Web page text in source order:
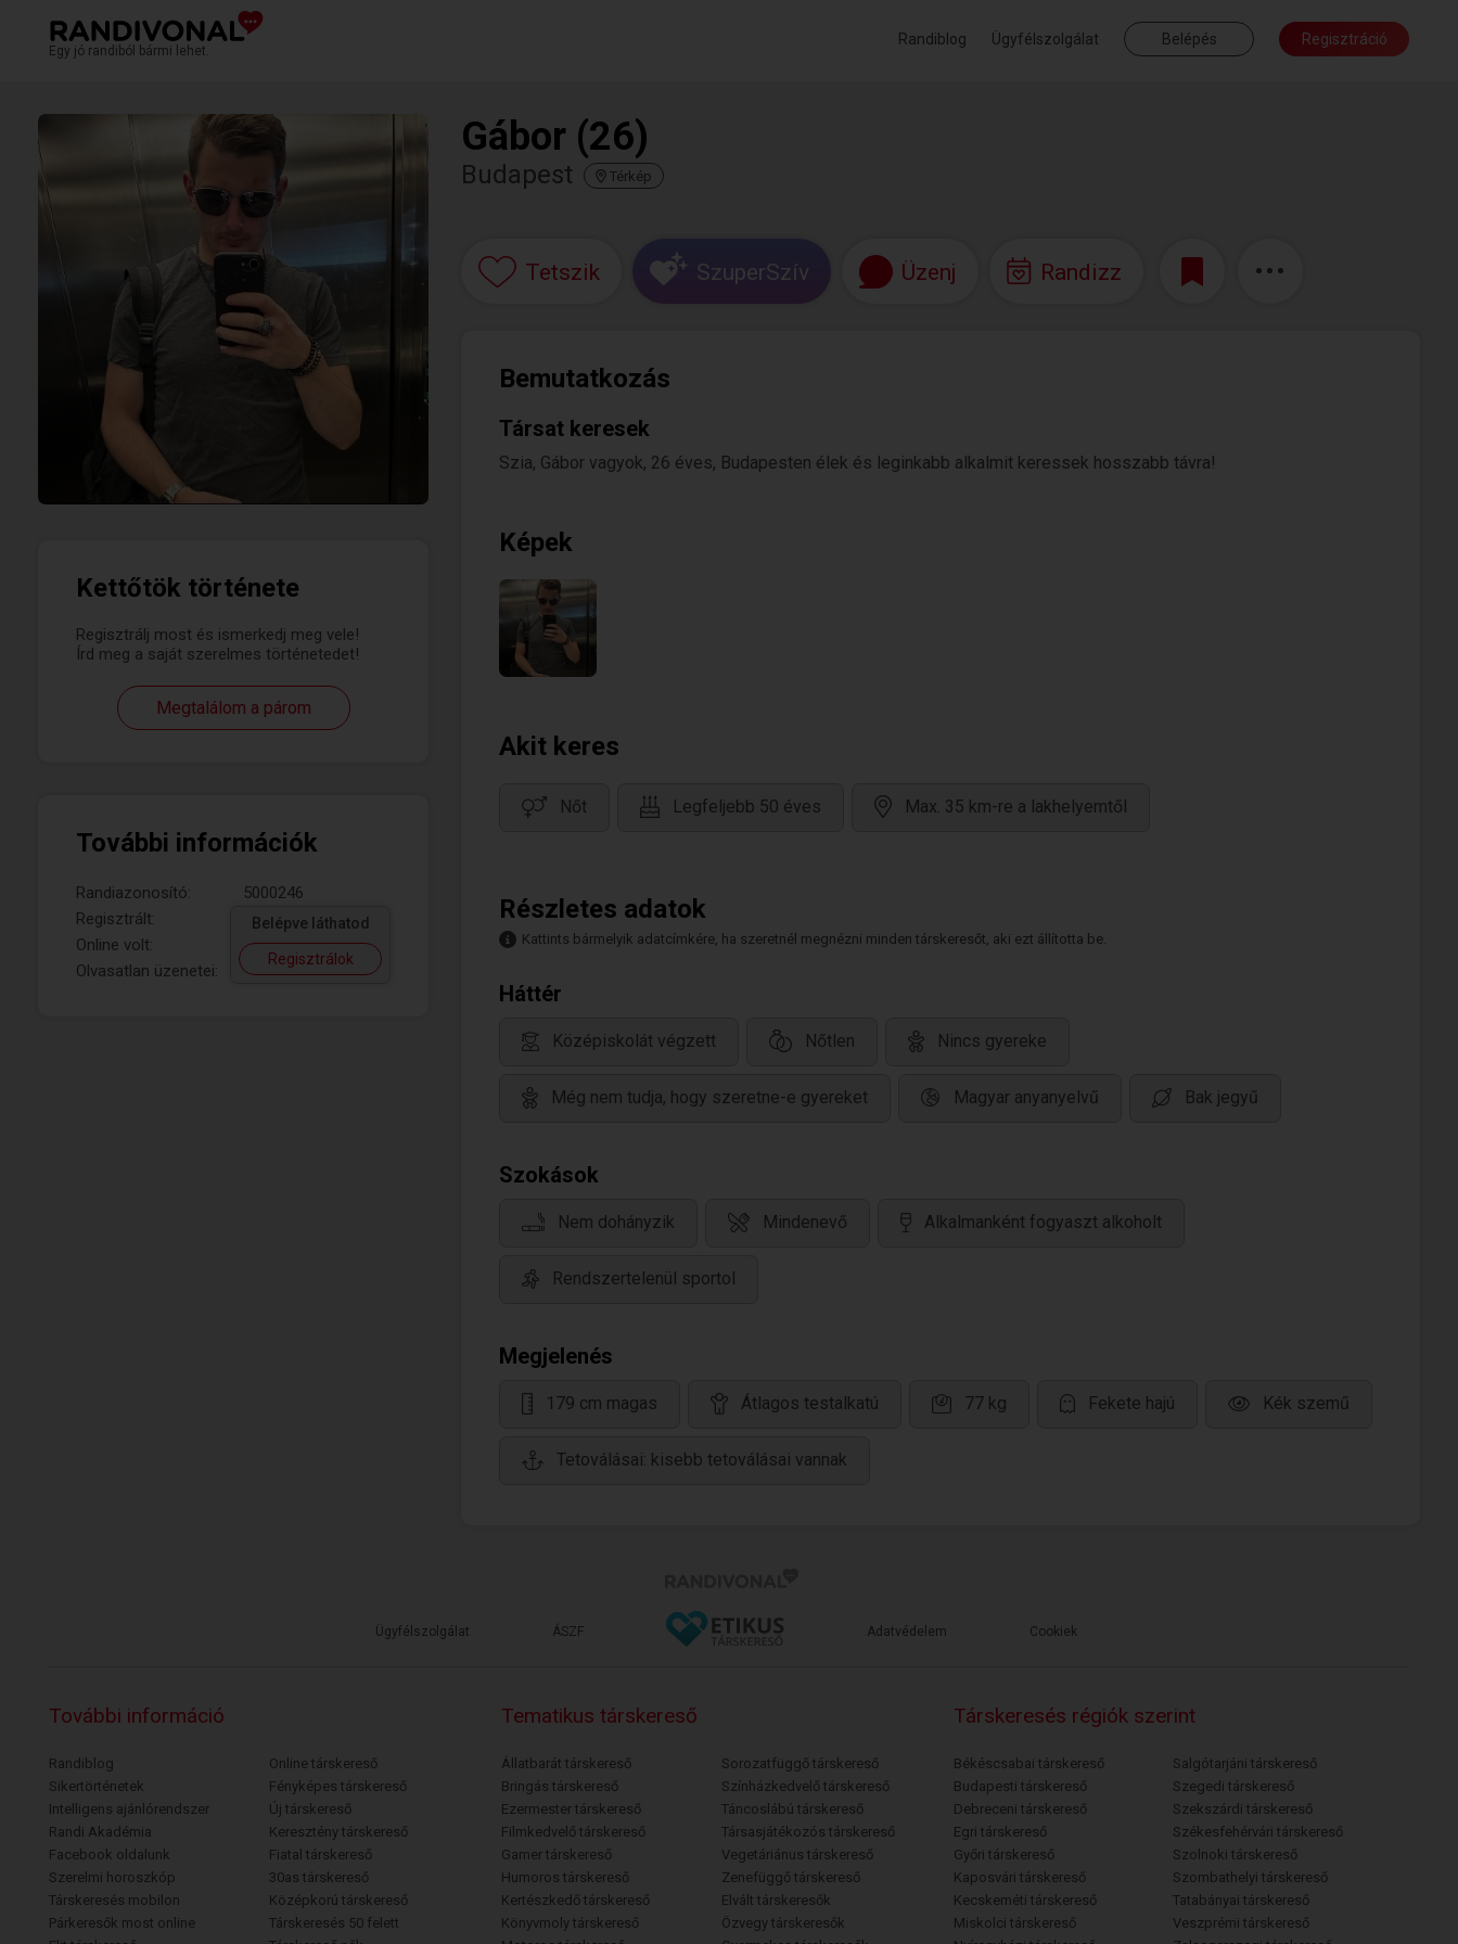
Egy jó randiból bármi lehet.
Randiblog Ügyfélszolgálat Belépés Regisztráció
Kettőtök története
Regisztrálj most és ismerkedj meg vele!
Írd meg a saját szerelmes történetedet!
Megtalálom a párom
További információk
Randiazonosító:
5000246
Regisztrált:
Online volt:
Olvasatlan üzenetei:
Belépve láthatod
Regisztrálok
Gábor (26)
Budapest Térkép
Tetszik SzuperSzív Üzenj Randizz
Bemutatkozás
Társat keresek
Szia, Gábor vagyok, 26 éves, Budapesten élek és leginkabb alkalmit keressek hosszabb távra!
Képek
Akit keres
Nőt Legfeljebb 50 éves Max. 35 km-re a lakhelyemtől
Részletes adatok
Kattints bármelyik adatcímkére, ha szeretnél megnézni minden társkeresőt, aki ezt állította be.
Háttér
Középiskolát végzett Nőtlen Nincs gyereke
Még nem tudja, hogy szeretne-e gyereket Magyar anyanyelvű Bak jegyű
Szokások
Nem dohányzik Mindenevő Alkalmanként fogyaszt alkoholt
Rendszertelenül sportol
Megjelenés
179 cm magas Átlagos testalkatú 77 kg Fekete hajú Kék szemű
Tetoválásai: kisebb tetoválásai vannak
Ügyfélszolgálat ÁSZF Adatvédelem Cookiek
További információ
Randiblog
Sikertörténetek
Intelligens ajánlórendszer
Randi Akadémia
Facebook oldalunk
Szerelmi horoszkóp
Társkeresés mobilon
Párkeresők most online
Online társkereső
Fényképes társkereső
Új társkereső
Keresztény társkereső
Fiatal társkereső
30as társkereső
Középkorú társkereső
Társkeresés 50 felett
Tematikus társkereső
Állatbarát társkereső
Bringás társkereső
Ezermester társkereső
Filmkedvelő társkereső
Gamer társkereső
Humoros társkereső
Kertészkedő társkereső
Könyvmoly társkereső
Sorozatfüggő társkereső
Színházkedvelő társkereső
Táncoslábú társkereső
Társasjátékozós társkereső
Vegetáriánus társkereső
Zenefüggő társkereső
Elvált társkeresők
Özvegy társkeresők
Társkeresés régiók szerint
Békéscsabai társkereső
Budapesti társkereső
Debreceni társkereső
Egri társkereső
Győri társkereső
Kaposvári társkereső
Kecskeméti társkereső
Miskolci társkereső
Salgótarjáni társkereső
Szegedi társkereső
Szekszárdi társkereső
Székesfehérvári társkereső
Szolnoki társkereső
Szombathelyi társkereső
Tatabányai társkereső
Veszprémi társkereső